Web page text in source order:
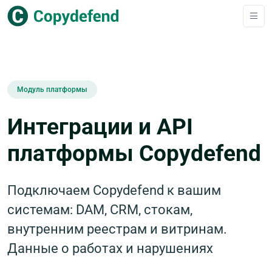
Модуль платформы
Интеграции и API
платформы Copydefend
Подключаем Copydefend к вашим
системам: DAM, CRM, стокам,
внутренним реестрам и витринам.
Данные о работах и нарушениях